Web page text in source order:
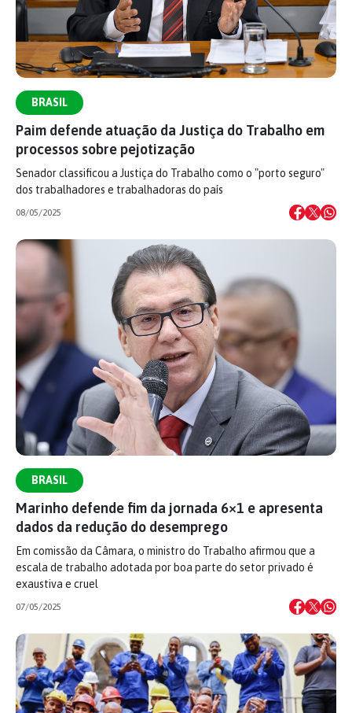
BRASIL
Paim defende atuação da Justiça do Trabalho em
processos sobre pejotização
Senador classificou a Justiça do Trabalho como o "porto seguro"
dos trabalhadores e trabalhadoras do país
08/05/2025
BRASIL
Marinho defende fim da jornada 6×1 e apresenta
dados da redução do desemprego
Em comissão da Câmara, o ministro do Trabalho afirmou que a
escala de trabalho adotada por boa parte do setor privado é
exaustiva e cruel
07/05/2025